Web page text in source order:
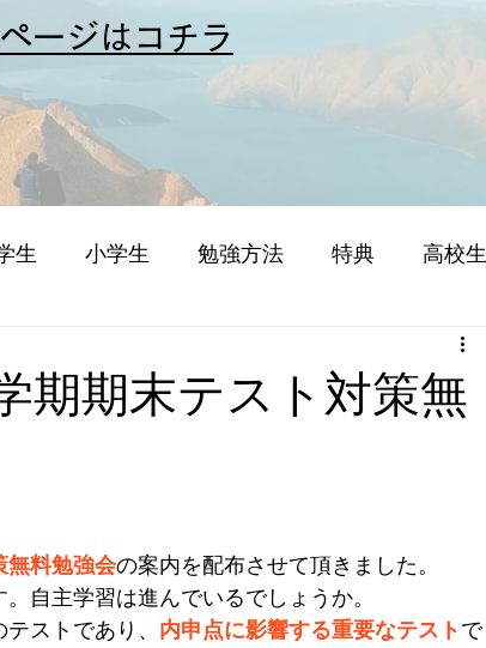
ージはコチラ
生 小学生 勉強方法 特典 高校生
期期末テスト対策無
無料勉強会の案内を配布させて頂きました。
自主学習は進んでいるでしょうか。
ストであり、 内申点に影響する重要なテスト で